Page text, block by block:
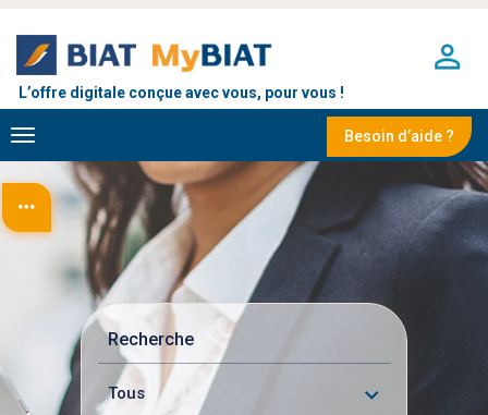
contenu
principal
L’offre digitale conçue avec vous, pour vous !
Besoin d’aide ?
Toggle